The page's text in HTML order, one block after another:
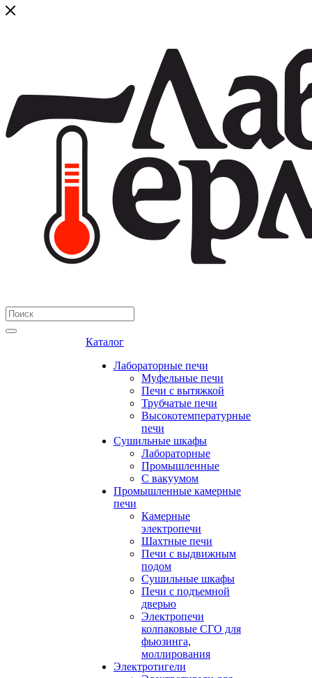
Каталог
Лабораторные печи
Муфельные печи
Печи с вытяжкой
Трубчатые печи
Высокотемпературные
печи
Сушильные шкафы
Лабораторные
Промышленные
С вакуумом
Промышленные камерные
печи
Камерные
электропечи
Шахтные печи
Печи с выдвижным
подом
Сушильные шкафы
Печи с подъемной
дверью
Электропечи
колпаковые СГО для
фьюзинга,
моллирования
Электротигели